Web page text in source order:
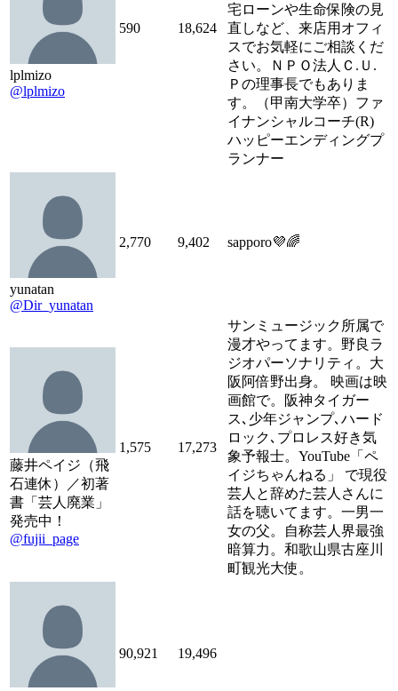
lplmizo
@lplmizo
590 18,624
宅ローンや生命保険の見
直しなど、来店用オフィ
スでお気軽にご相談くだ
さい。ＮＰＯ法人Ｃ.Ｕ.
Ｐの理事長でもありま
す。（甲南大学卒）ファ
イナンシャルコーチ(R)
ハッピーエンディングプ
ランナー
yunatan
@Dir_yunatan
2,770 9,402 sapporo💜🌈
藤井ペイジ（飛
石連休）／初著
書「芸人廃業」
発売中！
@fujii_page
1,575 17,273
サンミュージック所属で
漫才やってます。野良ラ
ジオパーソナリティ。大
阪阿倍野出身。 映画は映
画館で。阪神タイガー
ス､少年ジャンプ､ハード
ロック､プロレス好き気
象予報士。YouTube「ペ
イジちゃんねる」 で現役
芸人と辞めた芸人さんに
話を聴いてます。一男一
女の父。自称芸人界最強
暗算力。和歌山県古座川
町観光大使。
90,921 19,496